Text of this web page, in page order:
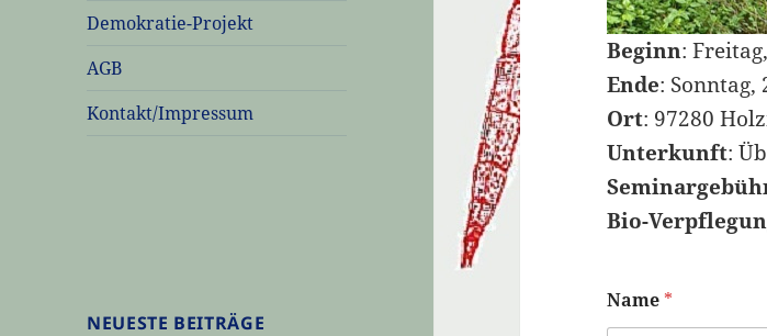
Demokratie-Projekt
AGB
Kontakt/Impressum
NEUESTE BEITRÄGE
Beginn:
Ende: Sonntag,
Ort: 97280
Unterkunft:
Bio-
Name *